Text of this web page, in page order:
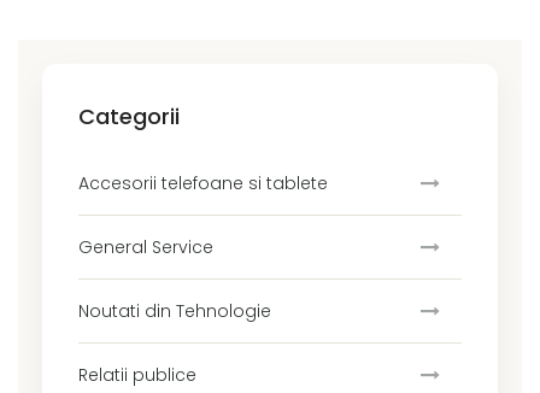
Categorii
Accesorii telefoane si tablete
General Service
Noutati din Tehnologie
Relatii publice